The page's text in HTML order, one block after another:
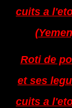
Roti de
et ses
cuits a